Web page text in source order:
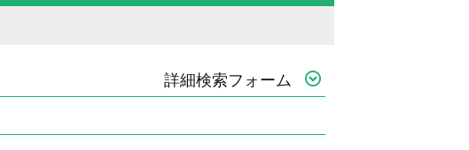
詳細検索フォーム